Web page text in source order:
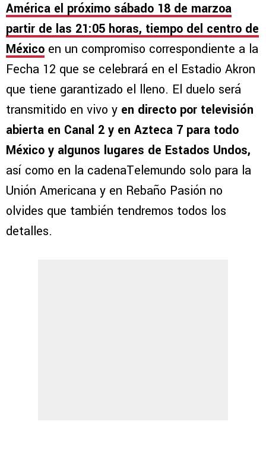
América el próximo sábado 18 de marzoa
partir de las 21:05 horas, tiempo del centro de
México en un compromiso correspondiente a la
Fecha 12 que se celebrará en el Estadio Akron
que tiene garantizado el lleno. El duelo será
transmitido en vivo y en directo por televisión
abierta en Canal 2 y en Azteca 7 para todo
México y algunos lugares de Estados Undos,
así como en la cadenaTelemundo solo para la
Unión Americana y en Rebaño Pasión no
olvides que también tendremos todos los
detalles.